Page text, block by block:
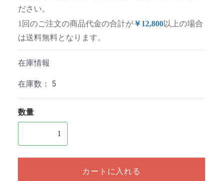
ださい。
1回のご注文の商品代金の合計が￥12,800以上の場合
は送料無料となります。
在庫情報
在庫数： 5
数量
1個以上の数量を入力してください
カートに入れる